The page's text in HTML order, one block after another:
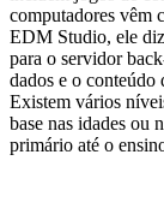
computadores vêm
EDM Studio, ele
para o servidor
dados e o
Existem vários
base nas idades ou
primário até o